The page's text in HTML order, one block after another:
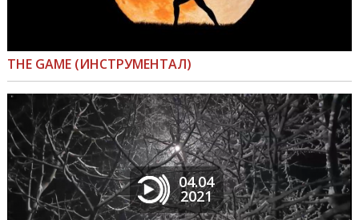
THE GAME (ИНСТРУМЕНТАЛ)
04.04
2021